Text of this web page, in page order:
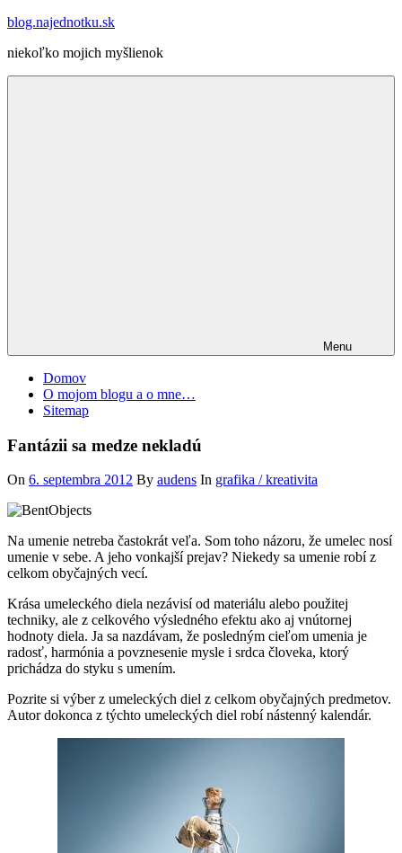
Skip
content
blog.najednotku.sk
niekoľko mojich myšlienok
Menu
Domov
O mojom blogu a o mne…
Sitemap
Fantázii sa medze nekladú
On 6. septembra 2012 By audens In grafika / kreativita
Na umenie netreba častokrát veľa. Som toho názoru, že umelec nosí
umenie v sebe. A jeho vonkajší prejav? Niekedy sa umenie robí z
celkom obyčajných vecí.
Krása umeleckého diela nezávisí od materiálu alebo použitej
techniky, ale z celkového výsledného efektu ako aj vnútornej
hodnoty diela. Ja sa nazdávam, že posledným cieľom umenia je
radosť, harmónia a povznesenie mysle i srdca človeka, ktorý
prichádza do styku s umením.
Pozrite si výber z umeleckých diel z celkom obyčajných predmetov.
Autor dokonca z týchto umeleckých diel robí nástenný kalendár.